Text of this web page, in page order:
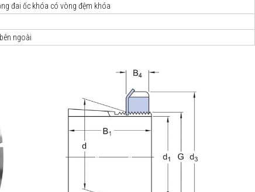
đai ốc khóa có vòng đệm khóa
ngoài